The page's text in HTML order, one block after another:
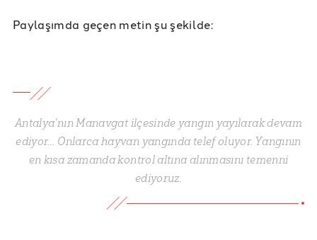
Paylaşımda geçen metin şu şekilde:
Antalya'nın Manavgat ilçesinde yangın yayılarak devam
ediyor… Onlarca hayvan yangında telef oluyor. Yangının
en kısa zamanda kontrol altına alınmasını temenni
ediyoruz.